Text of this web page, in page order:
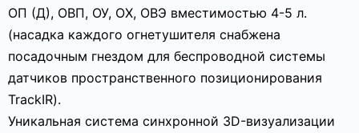
ОП (Д), ОВП, ОУ, ОХ, ОВЭ вместимостью 4-5 л.
(насадка каждого огнетушителя снабжена
посадочным гнездом для беспроводной системы
датчиков пространственного позиционирования
TrackIR).
Уникальная система синхронной 3D-визуализации